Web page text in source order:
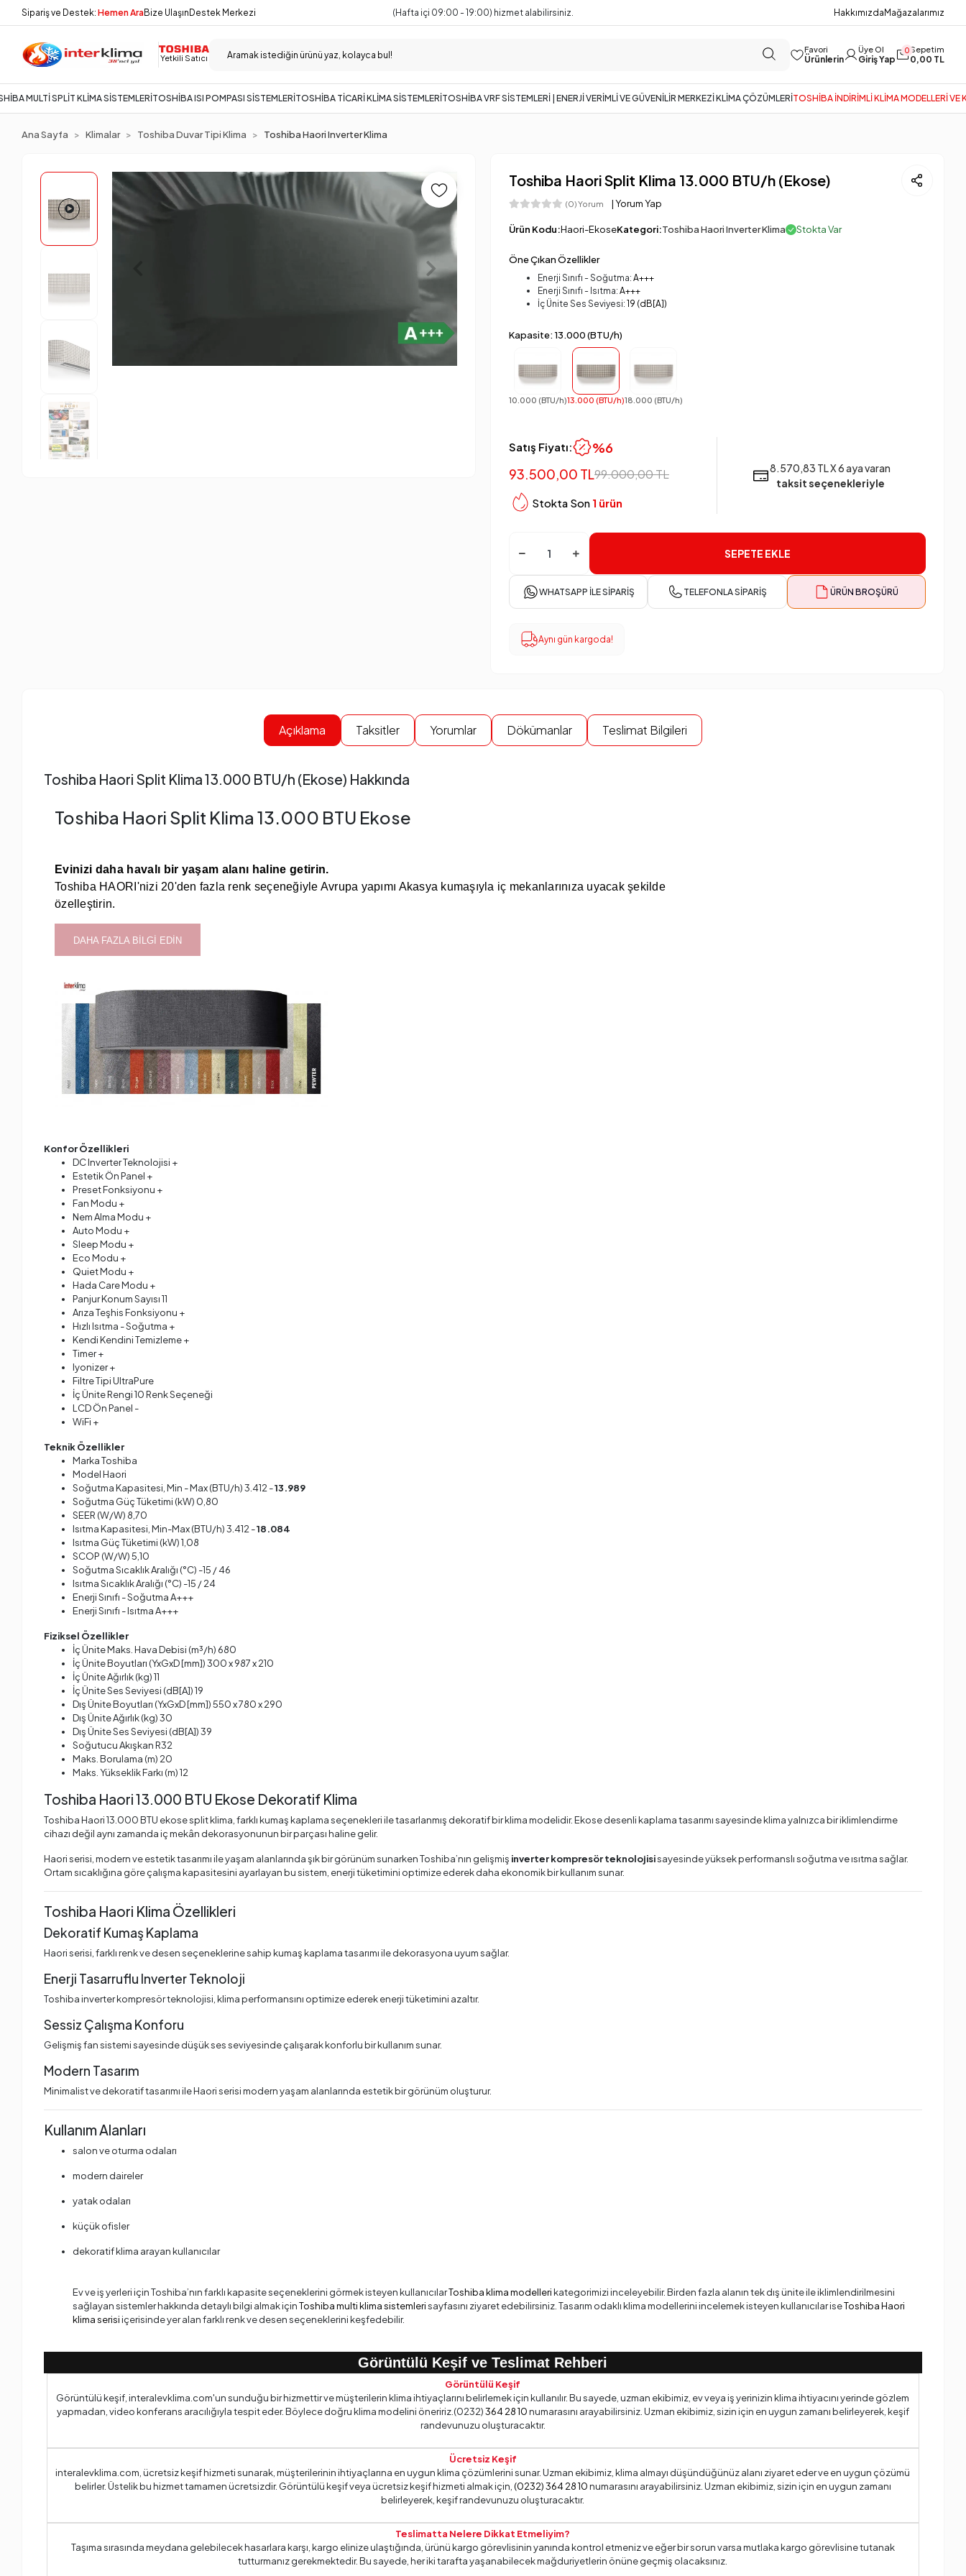
Sipariş ve Destek:Hemen AraBize UlaşınDestek Merkezi (Hafta içi 09:00 - 19:00) hizmet alabilirsiniz. HakkımızdaMağazalarımız
Yetkili Satıcı
Favori
Ürünlerin
Üye Ol
Giriş Yap
0Sepetim
0,00 TL
MULTİ SPLİT KLİMA SİSTEMLERİTOSHİBA ISI POMPASI SİSTEMLERİTOSHİBA TİCARİ KLİMA SİSTEMLERİTOSHİBA VRF SİSTEMLERİ | ENERJİ VERİMLİ VE GÜVENİLİR MERKEZİ KLİMA ÇÖZÜMLERİTOSHİBA İNDİRİMLİ KLİMA MODELLERİ VE
Ana Sayfa Klimalar Toshiba Duvar Tipi Klima Toshiba Haori Inverter Klima
Toshiba Haori Split Klima 13.000 BTU/h (Ekose)
(0) Yorum | Yorum Yap
Ürün Kodu:Haori-EkoseKategori:Toshiba Haori Inverter Klima Stokta Var
Öne Çıkan Özellikler
Enerji Sınıfı - Soğutma: A+++
Enerji Sınıfı - Isıtma: A+++
İç Ünite Ses Seviyesi: 19 (dB[A])
Kapasite: 13.000 (BTU/h)
10.000 (BTU/h)13.000 (BTU/h)18.000 (BTU/h)
Satış Fiyatı:
%6
93.500,00 TL99.000,00 TL
Stokta Son 1 ürün
8.570,83 TL X 6 aya varan
taksit seçenekleriyle
SEPETE EKLE
WHATSAPP İLE SIPARIŞ TELEFONLA SIPARIŞ ÜRÜN BROŞÜRÜ
Aynı gün kargoda!
Açıklama Taksitler Yorumlar Dökümanlar Teslimat Bilgileri
Toshiba Haori Split Klima 13.000 BTU/h (Ekose) Hakkında
Toshiba Haori Split Klima 13.000 BTU Ekose
Evinizi daha havalı bir yaşam alanı haline getirin.
Toshiba HAORI'nizi 20'den fazla renk seçeneğiyle Avrupa yapımı Akasya kumaşıyla iç mekanlarınıza uyacak şekilde
özelleştirin.
DAHA FAZLA BİLGİ EDİN
Konfor Özellikleri
DC Inverter Teknolojisi +
Estetik Ön Panel +
Preset Fonksiyonu +
Fan Modu +
Nem Alma Modu +
Auto Modu +
Sleep Modu +
Eco Modu +
Quiet Modu +
Hada Care Modu +
Panjur Konum Sayısı 11
Arıza Teşhis Fonksiyonu +
Hızlı Isıtma - Soğutma +
Kendi Kendini Temizleme +
Timer +
Iyonizer +
Filtre Tipi UltraPure
İç Ünite Rengi 10 Renk Seçeneği
LCD Ön Panel -
WiFi +
Teknik Özellikler
Marka Toshiba
Model Haori
Soğutma Kapasitesi, Min - Max (BTU/h) 3.412 -13.989
Soğutma Güç Tüketimi (kW) 0,80
SEER (W/W) 8,70
Isıtma Kapasitesi, Min-Max (BTU/h) 3.412 -18.084
Isıtma Güç Tüketimi (kW) 1,08
SCOP (W/W) 5,10
Soğutma Sıcaklık Aralığı (°C) -15 / 46
Isıtma Sıcaklık Aralığı (°C) -15 / 24
Enerji Sınıfı - Soğutma A+++
Enerji Sınıfı - Isıtma A+++
Fiziksel Özellikler
İç Ünite Maks. Hava Debisi (m³/h) 680
İç Ünite Boyutları (YxGxD [mm]) 300 x 987 x 210
İç Ünite Ağırlık (kg) 11
İç Ünite Ses Seviyesi (dB[A]) 19
Dış Ünite Boyutları (YxGxD [mm]) 550 x 780 x 290
Dış Ünite Ağırlık (kg) 30
Dış Ünite Ses Seviyesi (dB[A]) 39
Soğutucu Akışkan R32
Maks. Borulama (m) 20
Maks. Yükseklik Farkı (m) 12
Toshiba Haori 13.000 BTU Ekose Dekoratif Klima
Toshiba Haori 13.000 BTU ekose split klima, farklı kumaş kaplama seçenekleri ile tasarlanmış dekoratif bir klima modelidir. Ekose desenli kaplama tasarımı sayesinde klima yalnızca bir iklimlendirme
cihazı değil aynı zamanda iç mekân dekorasyonunun bir parçası haline gelir.
Haori serisi, modern ve estetik tasarımı ile yaşam alanlarında şık bir görünüm sunarken Toshiba’nın gelişmiş inverter kompresör teknolojisisayesinde yüksek performanslı soğutma ve ısıtma sağlar.
Ortam sıcaklığına göre çalışma kapasitesini ayarlayan bu sistem, enerji tüketimini optimize ederek daha ekonomik bir kullanım sunar.
Toshiba Haori Klima Özellikleri
Dekoratif Kumaş Kaplama
Haori serisi, farklı renk ve desen seçeneklerine sahip kumaş kaplama tasarımı ile dekorasyona uyum sağlar.
Enerji Tasarruflu Inverter Teknoloji
Toshiba inverter kompresör teknolojisi, klima performansını optimize ederek enerji tüketimini azaltır.
Sessiz Çalışma Konforu
Gelişmiş fan sistemi sayesinde düşük ses seviyesinde çalışarak konforlu bir kullanım sunar.
Modern Tasarım
Minimalist ve dekoratif tasarımı ile Haori serisi modern yaşam alanlarında estetik bir görünüm oluşturur.
Kullanım Alanları
salon ve oturma odaları
modern daireler
yatak odaları
küçük ofisler
dekoratif klima arayan kullanıcılar
Ev ve iş yerleri için Toshiba’nın farklı kapasite seçeneklerini görmek isteyen kullanıcılarToshiba klima modellerikategorimizi inceleyebilir. Birden fazla alanın tek dış ünite ile iklimlendirilmesini
sağlayan sistemler hakkında detaylı bilgi almak içinToshiba multi klima sistemlerisayfasını ziyaret edebilirsiniz. Tasarım odaklı klima modellerini incelemek isteyen kullanıcılar iseToshiba Haori
klima serisiiçerisinde yer alan farklı renk ve desen seçeneklerini keşfedebilir.
Görüntülü Keşif ve Teslimat Rehberi
Görüntülü Keşif
Görüntülü keşif, interalevklima.com'un sunduğu bir hizmettir ve müşterilerin klima ihtiyaçlarını belirlemek için kullanılır. Bu sayede, uzman ekibimiz, ev veya iş yerinizin klima ihtiyacını yerinde gözlem
yapmadan, video konferans aracılığıyla tespit eder. Böylece doğru klima modelini öneririz.(0232)364 28 10numarasını arayabilirsiniz. Uzman ekibimiz, sizin için en uygun zamanı belirleyerek, keşif
randevunuzu oluşturacaktır.
Ücretsiz Keşif
interalevklima.com, ücretsiz keşif hizmeti sunarak, müşterilerinin ihtiyaçlarına en uygun klima çözümlerini sunar. Uzman ekibimiz, klima almayı düşündüğünüz alanı ziyaret eder ve en uygun çözümü
belirler. Üstelik bu hizmet tamamen ücretsizdir. Görüntülü keşif veya ücretsiz keşif hizmeti almak için, (0232) 364 28 10numarasını arayabilirsiniz. Uzman ekibimiz, sizin için en uygun zamanı
belirleyerek, keşif randevunuzu oluşturacaktır.
Teslimatta Nelere Dikkat Etmeliyim?
Taşıma sırasında meydana gelebilecek hasarlara karşı, kargo elinize ulaştığında, ürünü kargo görevlisinin yanında kontrol etmeniz ve eğer bir sorun varsa mutlaka kargo görevlisine tutanak
tutturmanız gerekmektedir. Bu sayede, her iki tarafta yaşanabilecek mağduriyetlerin önüne geçmiş olacaksınız.